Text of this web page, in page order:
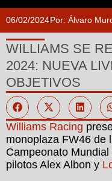
06/02/2024Por: Álvaro
WILLIAMS SE
2024: NUEVA
OBJETIVOS
Williams Racing
monoplaza FW46 de
Campeonato
pilotos Alex Albon y